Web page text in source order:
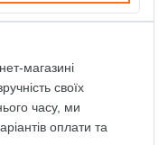
магазині
своїх
часу, ми
оплати та